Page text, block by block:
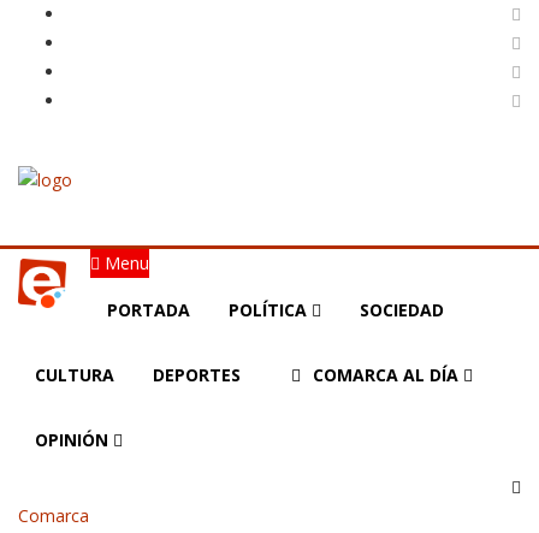
Menu
PORTADA POLÍTICA SOCIEDAD
CULTURA DEPORTES COMARCA AL DÍA
OPINIÓN
Comarca